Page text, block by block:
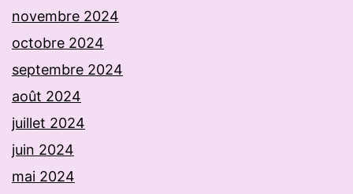
novembre 2024
octobre 2024
septembre 2024
août 2024
juillet 2024
juin 2024
mai 2024